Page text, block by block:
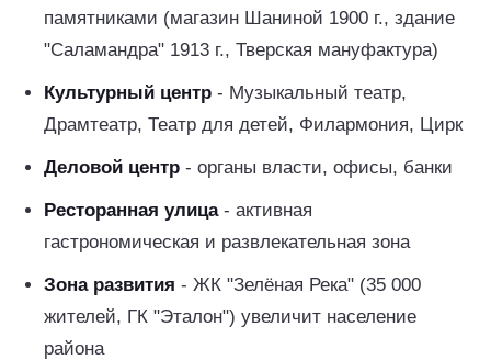
памятниками (магазин Шаниной 1900 г., здание
"Саламандра" 1913 г., Тверская мануфактура)
Культурный центр - Музыкальный театр,
Драмтеатр, Театр для детей, Филармония, Цирк
Деловой центр - органы власти, офисы, банки
Ресторанная улица- активная
гастрономическая и развлекательная зона
Зона развития - ЖК "Зелёная Река" (35 000
жителей, ГК "Эталон") увеличит население
района